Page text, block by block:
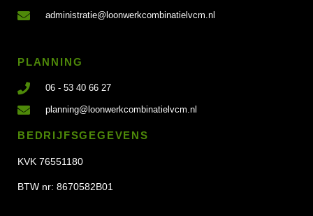
administratie@loonwerkcombinatielvcm.nl
PLANNING
06 - 53 40 66 27
planning@loonwerkcombinatielvcm.nl
BEDRIJFSGEGEVENS
KVK 76551180
BTW nr: 8670582B01